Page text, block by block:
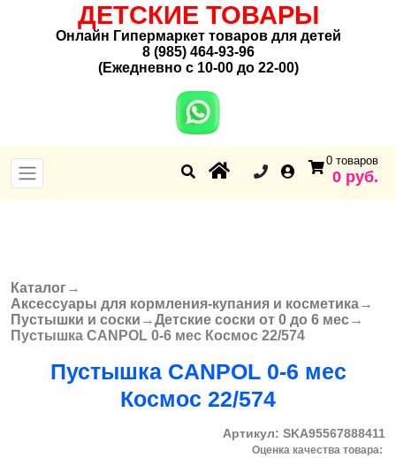
ДЕТСКИЕ ТОВАРЫ
Онлайн Гипермаркет товаров для детей
8 (985) 464-93-96
(Ежедневно с 10-00 до 22-00)
0 товаров
0 руб.
Вы здесь
Каталог→
Аксессуары для кормления-купания и косметика→
Пустышки и соски →Детские соски от 0 до 6 мес→
Пустышка CANPOL 0-6 мес Космос 22/574
Пустышка CANPOL 0-6 мес
Космос 22/574
Артикул: SKA95567888411
Оценка качества товара: